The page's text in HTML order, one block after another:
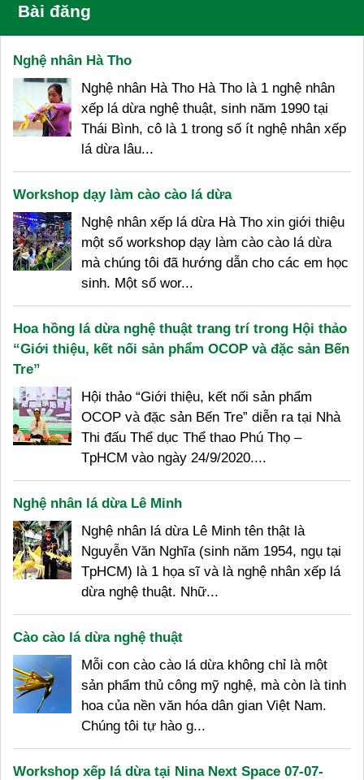
Bài đăng
Nghệ nhân Hà Tho
Nghệ nhân Hà Tho Hà Tho là 1 nghệ nhân
xếp lá dừa nghệ thuật, sinh năm 1990 tại
Thái Bình, cô là 1 trong số ít nghệ nhân xếp
lá dừa lâu...
Workshop dạy làm cào cào lá dừa
Nghệ nhân xếp lá dừa Hà Tho xin giới thiệu
một số workshop dạy làm cào cào lá dừa
mà chúng tôi đã hướng dẫn cho các em học
sinh. Một số wor...
Hoa hồng lá dừa nghệ thuật trang trí trong Hội thảo
“Giới thiệu, kết nối sản phẩm OCOP và đặc sản Bến
Tre”
Hội thảo “Giới thiệu, kết nối sản phẩm
OCOP và đặc sản Bến Tre” diễn ra tại Nhà
Thi đấu Thể dục Thể thao Phú Thọ –
TpHCM vào ngày 24/9/2020....
Nghệ nhân lá dừa Lê Minh
Nghệ nhân lá dừa Lê Minh tên thật là
Nguyễn Văn Nghĩa (sinh năm 1954, ngụ tại
TpHCM) là 1 họa sĩ và là nghệ nhân xếp lá
dừa nghệ thuật. Nhữ...
Cào cào lá dừa nghệ thuật
Mỗi con cào cào lá dừa không chỉ là một
sản phẩm thủ công mỹ nghệ, mà còn là tinh
hoa của nền văn hóa dân gian Việt Nam.
Chúng tôi tự hào g...
Workshop xếp lá dừa tại Nina Next Space 07-07-